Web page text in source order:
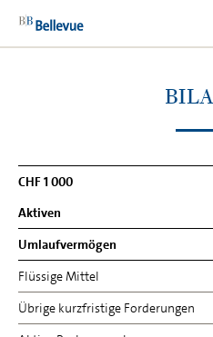
CHF 1 000
Aktiven
Umlaufvermögen
Flüssige Mittel
Übrige kurzfristige Forderungen
CHF 1 000
Aktiven
Umlaufvermögen
Flüssige Mittel
Übrige kurzfristige Forderungen